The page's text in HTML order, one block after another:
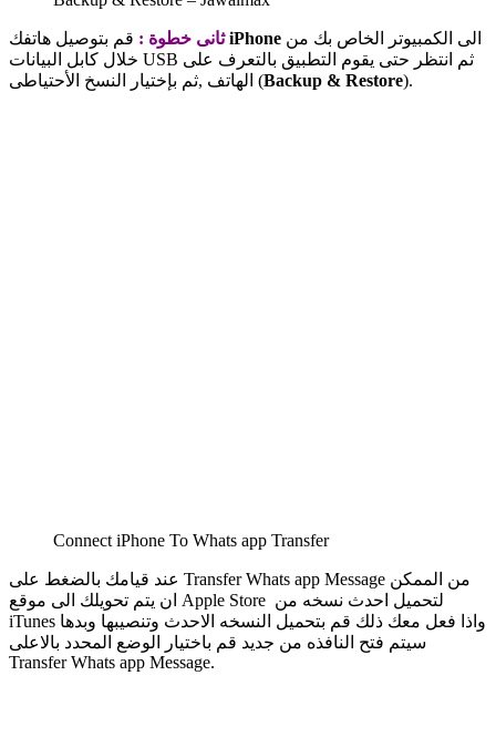
ثانى خطوة :قم بتوصيل هاتفكiPhone
خلال كابل البيانات USB ثم انتظر حتى يقوم التطبيق بالتعرف على
الهاتف ,ثم بإختيار النسخ الأحتياطى (Backup & Restore).
Connect iPhone To Whats app Transfer
عند قيامك بالضغط على Transfer Whats app Message من الممكن
ان يتم تحويلك الى موقع Apple Store لتحميل احدث نسخه من
iTunes واذا فعل معك ذلك قم بتحميل النسخه الاحدث وتنصيبها وبدها
سيتم فتح النافذه من جديد قم باختيار الوضع المحدد بالاعلى
Transfer Whats app Message.